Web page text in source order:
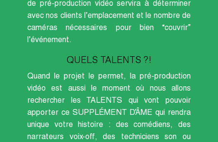
de pré-production vidéo servira à déterminer
avec nos clients l’emplacement et le nombre de
caméras nécessaires pour bien “couvrir”
l’événement.
QUELS TALENTS ?!
Quand le projet le permet, la pré-production
vidéo est aussi le moment où nous allons
rechercher les TALENTS qui vont pouvoir
apporter ce SUPPLÉMENT D’ÂME qui rendra
unique votre histoire : des comédiens, des
narrateurs voix-off, des techniciens son ou